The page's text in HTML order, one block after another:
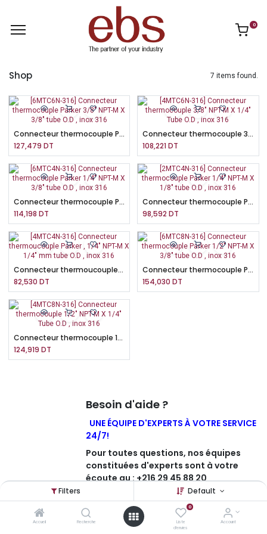
Filters Default
Accueil Recherche
0
Liste
d'envies
Account
0
Shop 7 items found.
Connecteur thermocouple Parker 3/8" NPT-M X 3/8" tube O.D , inox 316
127,479 DT
Connecteur thermocouple 3/8" NPT-M X 1/4" Tube O.D , inox 316
108,221DT
Connecteur thermocouple Parker 1/4" NPT-M X 3/8" tube O.D , inox 316
114,198 DT
Connecteur thermocouple Parker 1/4" NPT-M X 1/8" tube O.D , inox 316
98,592 DT
Connecteur thermoucouple Parker , 1/4" NPT-M X 1/4" mm tube O.D , inox 316
82,530 DT
Connecteur thermocouple Parker 1/2" NPT-M X 3/8" tube O.D , inox 316
154,030 DT
Connecteur thermocouple 1/2" NPT-M X 1/4" Tube O.D , inox 316
124,919 DT
Besoin d'aide ?
UNE ÉQUIPE D'EXPERTS À VOTRE SERVICE
24/7!
Pour toutes questions, nos équipes
constituées d'experts sont à votre
écoute au : +216 29 45 88 20
Contactez-nous